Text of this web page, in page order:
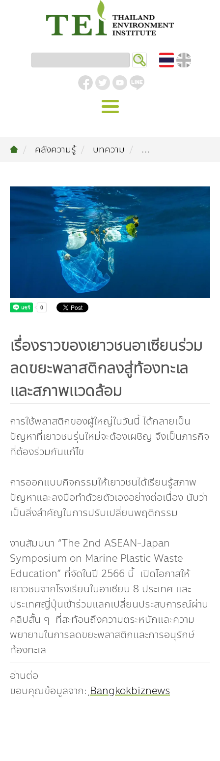
รู้จัก ม.ส.ท.
โครงสร้างองค์กร
คณะกรรมการมูลนิธิ
คณะกรรมการบริหารสถาบัน
คณะผู้บริหาร
เจ้าหน้าที่
รายงานประจำปี | รายงานงบการเงิน
สำนักงานสีเขียว
รางวัลและเกียรติประวัติ
กองทุน
กองทุน ดร.ธีระ พันธุมวนิช
สิ่งแวดล้อมอุตสาหกรรม
อุตสาหกรรมยั่งยืน
มลพิษอุตสาหกรรม
สิ่งแวดล้อมเมืองและชุมชน
ชุมชนและเมืองน่าอยู่
ขยะชุมชน-ขยะอาหาร
ขยะพลาสติก
ฝุ่น PM2.5
การผลิตและการบริโภคยั่งยืน
ฉลากเขียว
ฉลากสิ่งแวดล้อม
บริการที่เป็นมิตรกับสิ่งแวดล้อม
จัดซื้อจัดจ้างที่เป็นมิตรกับสิ่งแวดล้อม
ทรัพยากรธรรมชาติ
ทรัพยากรทางบก
ทรัพยากรทางทะเลและชายฝั่ง
ความหลากหลายทางชีวภาพ
การเปลี่ยนแปลงสภาพภูมิอากาศ
การลดก๊าซเรือนกระจก
การพัฒนาบุคลากรด้านสิ่งแวดล้อม
สิ่งแวดล้อมศึกษา
นโยบาย แผน เครือข่ายสิ่งแวดล้อม
นโยบายและแผนสิ่งแวดล้อม
TBCSD
คลังความรู้
บทความ
อินโฟกราฟิก | โปสเตอร์
คลิปวิดีโอ
เอกสารเผยแพร่
สิ่งพิมพ์จำหน่าย
กิจกรรมข่าวสาร
กิจกรรมของเรา
ข่าวสิ่งแวดล้อม
ร่วมงานกับเรา
งาน
ฝึกงาน
ติดต่อเรา
คลังความรู้ บทความ ...
เรื่องราวของเยาวชนอาเซียนร่วม
ลดขยะพลาสติกลงสู่ท้องทะเล
และสภาพแวดล้อม
การใช้พลาสติกของผู้ใหญ่ในวันนี้ ได้กลายเป็น
ปัญหาที่เยาวชนรุ่นใหม่จะต้องเผชิญ จึงเป็นภารกิจ
ที่ต้องร่วมกันแก้ไข
การออกแบบกิจกรรมให้เยาวชนได้เรียนรู้สภาพ
ปัญหาและลงมือทำด้วยตัวเองอย่างต่อเนื่อง นับว่า
เป็นสิ่งสำคัญในการปรับเปลี่ยนพฤติกรรม
งานสัมมนา “The 2nd ASEAN-Japan
Symposium on Marine Plastic Waste
Education” ที่จัดในปี 2566 นี้ เปิดโอกาสให้
เยาวชนจากโรงเรียนในอาเซียน 8 ประเทศ และ
ประเทศญี่ปุ่นเข้าร่วมแลกเปลี่ยนประสบการณ์ผ่าน
คลิปสั้น ๆ ที่สะท้อนถึงความตระหนักและความ
พยายามในการลดขยะพลาสติกและการอนุรักษ์
ท้องทะเล
อ่านต่อ
ขอบคุณข้อมูลจาก:ฺBangkokbiznews